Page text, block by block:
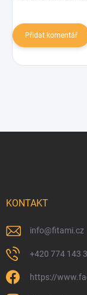
Přidat komentář
KONTAKT
info@fitami.cz
+420 774 143
https://